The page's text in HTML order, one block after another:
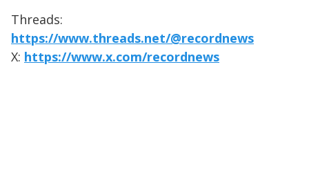
Threads:
https://www.threads.net/@recordnews
X: https://www.x.com/recordnews